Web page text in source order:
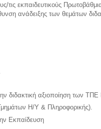
τις εκπαιδευτικούς
ανάδειξης των θεμάτων
διδακτική αξιοποίηση των ΤΠΕ
Η/Υ & Πληροφορικής).
Εκπαίδευση